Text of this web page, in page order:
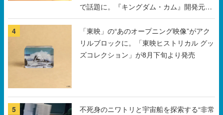
で話題に。『キングダム・カム』開発元や
チェコのプロ野球選手から称賛の声
4
「東映」の“あのオープニング映像”がアク
リルブロックに。「東映ヒストリカル グッ
ズコレクション」が8月下旬より発売
5
不死身のニワトリと宇宙船を探索する“非常